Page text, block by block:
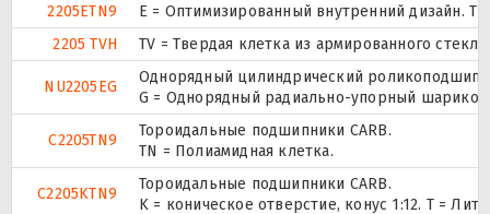
2205ETN9
E = Оптимизированный внутренний дизайн.
2205 TVH
TV = Твердая клетка из армированного
NU2205EG
Однорядный цилиндрический
G = Однорядный радиально-упорный
C2205TN9
Тороидальные подшипники CARB.
TN = Полиамидная клетка.
C2205KTN9
Тороидальные подшипники CARB.
K = коническое отверстие, конус 1:12. T =